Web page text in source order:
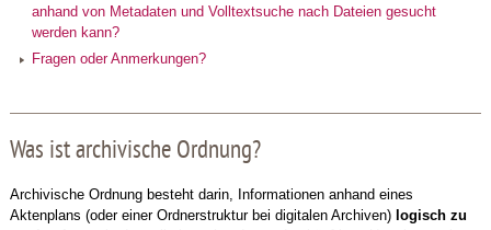
anhand von Metadaten und Volltextsuche nach Dateien gesucht
werden kann?
Fragen oder Anmerkungen?
Was ist archivische Ordnung?
Archivische Ordnung besteht darin, Informationen anhand eines
Aktenplans (oder einer Ordnerstruktur bei digitalen Archiven) logisch zu